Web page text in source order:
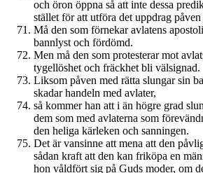
och öron öppna så att inte dessa
stället för att utföra det uppdrag påven
Må den som förnekar avlatens
bannlyst och fördömd.
Men må den som protesterar mot
tygellöshet och fräckhet bli välsignad.
Liksom påven med rätta slungar sin
skadar handeln med avlater,
så kommer han att i än högre grad
dem som med avlaterna som
den heliga kärleken och sanningen.
Det är vansinne att mena att den
sådan kraft att den kan friköpa en
hon våldfört sig på Guds moder, om